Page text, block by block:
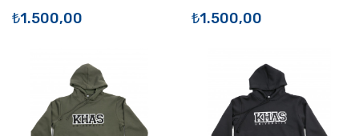
₺1.500,00 ₺1.500,00